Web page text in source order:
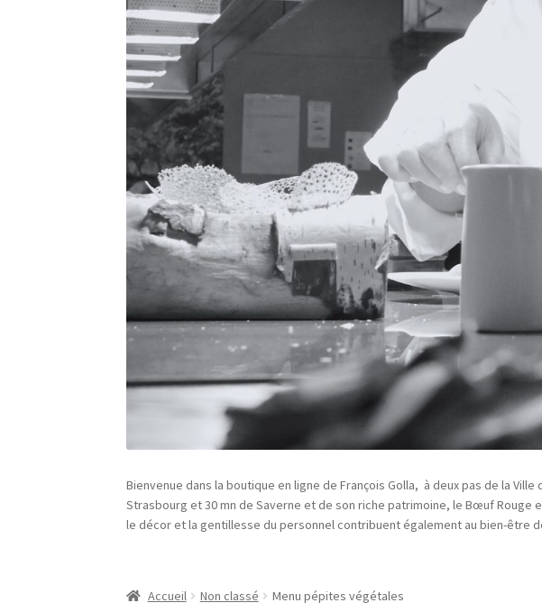
Bienvenue dans la boutique en ligne de François Golla, à deux pas de la
Strasbourg et 30 mn de Saverne et de son riche patrimoine, le Bœuf
le décor et la gentillesse du personnel contribuent également au bien-être
Accueil Non classé Menu pépites végétales